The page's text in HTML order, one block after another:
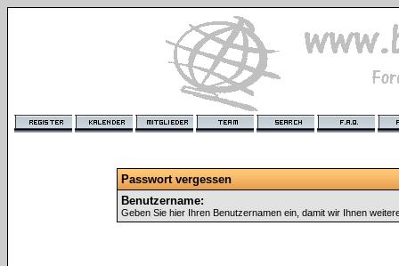
Passwort vergessen
Benutzername:
Geben Sie hier Ihren Benutzernamen ein, damit wir Ihnen